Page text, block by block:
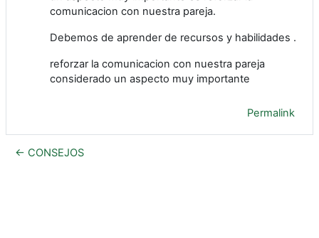
comunicacion con nuestra pareja.
Debemos de aprender de recursos y habilidades .
reforzar la comunicacion con nuestra pareja
considerado un aspecto muy importante
Permalink
← CONSEJOS